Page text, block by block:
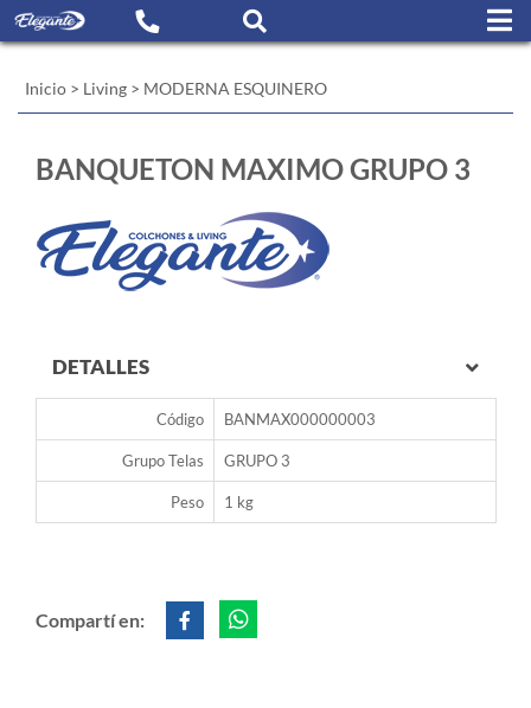
Inicio > Living > MODERNA ESQUINERO
BANQUETON MAXIMO GRUPO 3
DETALLES
Código BANMAX000000003
Grupo Telas GRUPO 3
Peso 1 kg
Compartí en: